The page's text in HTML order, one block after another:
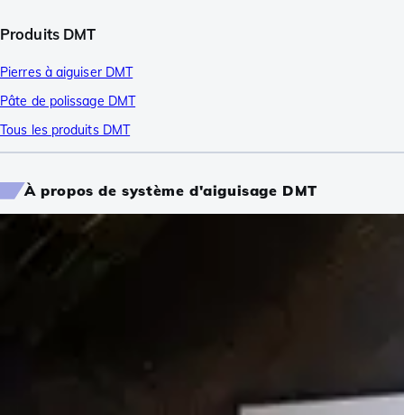
Produits DMT
Pierres à aiguiser DMT
Pâte de polissage DMT
Tous les produits DMT
À propos de système d'aiguisage DMT